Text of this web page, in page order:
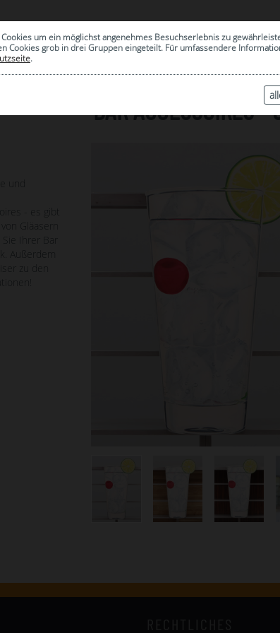
um ein möglichst angenehmes Besuchserlebnis zu
Cookies grob in drei Gruppen eingeteilt. Für umfassendere
.
ARCHIV
BAR ACCESSOIRES -
und
- es gibt
Gläasern
Ihrer Bar
Außerdem
zu den